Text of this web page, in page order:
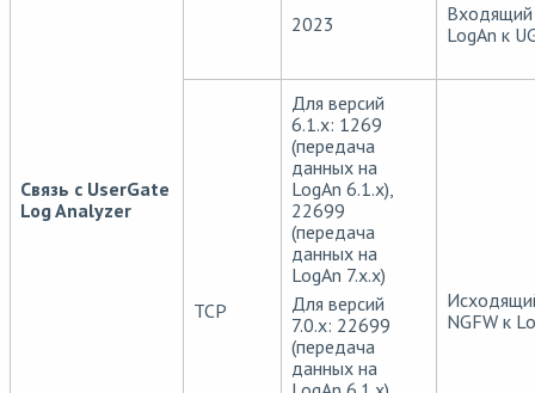
Связь с UserGate
Log Analyzer
2023
Входящий
LogAn к
TCP
Для версий
6.1.х: 1269
(передача
данных на
LogAn 6.1.x),
22699
(передача
данных на
LogAn 7.x.x)
Для версий
7.0.х: 22699
(передача
данных на
NGFW к